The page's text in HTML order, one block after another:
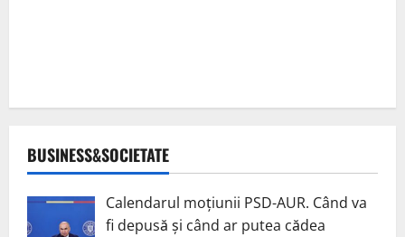
BUSINESS&SOCIETATE
Calendarul moțiunii PSD-AUR. Când va
fi depusă și când ar putea cădea